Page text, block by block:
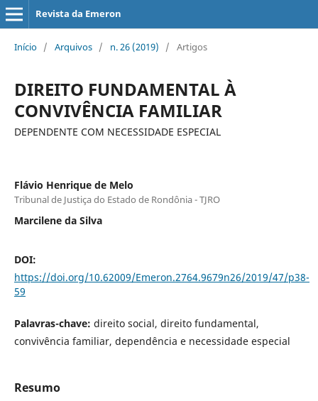
Revista da Emeron
Início / Arquivos / n. 26 (2019) / Artigos
DIREITO FUNDAMENTAL À
CONVIVÊNCIA FAMILIAR
DEPENDENTE COM NECESSIDADE ESPECIAL
Flávio Henrique de Melo
Tribunal de Justiça do Estado de Rondônia - TJRO
Marcilene da Silva
DOI:
https://doi.org/10.62009/Emeron.2764.9679n26/2019/47/p38-
59
Palavras-chave: direito social, direito fundamental,
convivência familiar, dependência e necessidade especial
Resumo